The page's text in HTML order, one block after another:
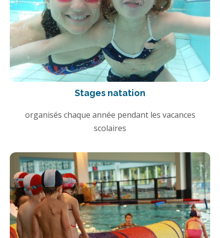
Stages natation
organisés chaque année pendant les vacances
scolaires